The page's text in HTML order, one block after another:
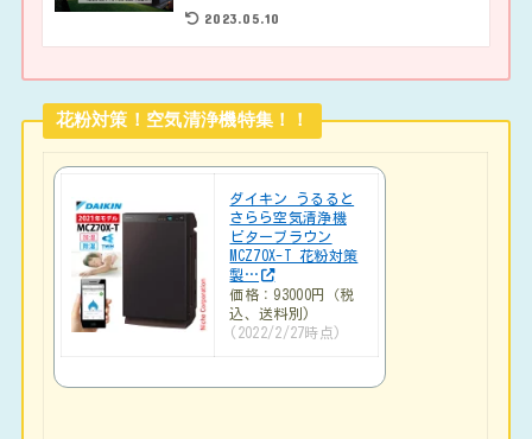
2023.05.10
花粉対策！空気清浄機特集！！
ダイキン うるると
さらら空気清浄機
ビターブラウン
MCZ70X-T 花粉対策
製…
価格：93000円（税
込、送料別)
(2022/2/27時点)